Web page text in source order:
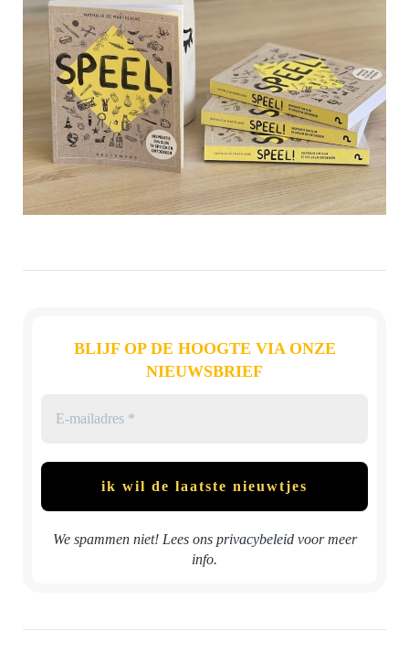
BLIJF OP DE HOOGTE VIA ONZE
NIEUWSBRIEF
We spammen niet! Lees ons privacybeleidvoor meer
info.